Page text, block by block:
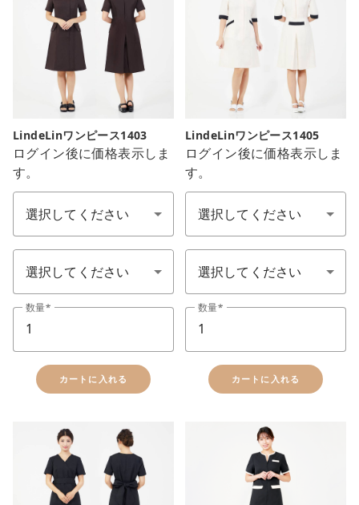
LindeLinワンピース1403
ログイン後に価格表示しま
す。
サイズ S-LL
色：1カラー
数量
カートに入れる
LindeLinワンピース1405
ログイン後に価格表示しま
す。
色：1カラー
サイズ S-LL
数量
カートに入れる
close
カートに追加しました。
お買い物を続ける